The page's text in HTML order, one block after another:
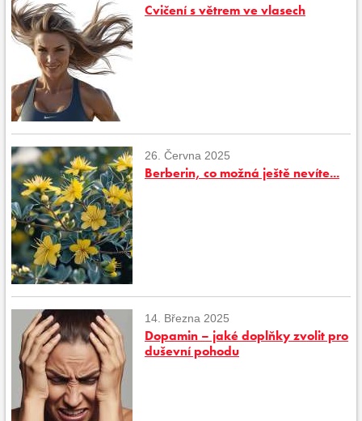
Cvičení s větrem ve vlasech
26. Června 2025
Berberin, co možná ještě nevíte...
14. Března 2025
Dopamin – jaké doplňky zvolit pro
duševní pohodu